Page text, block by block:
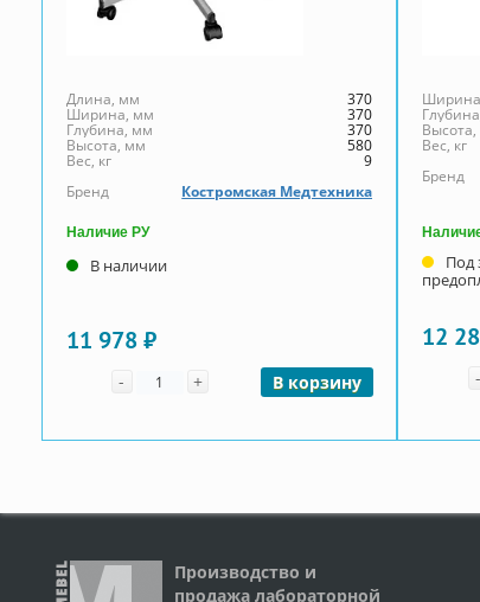
Длина, мм 370
Ширина, мм 370
Глубина, мм 370
Высота, мм 580
Вес, кг
9
Бренд
Костромская Медтехника
Наличие РУ
В наличии
11 978 ₽
- Количество
+ В корзину
Вес, кг
Бренд
Под
12
-
Производство и
продажа лабораторной